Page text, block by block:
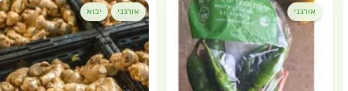
אורגני אורגני יבוא